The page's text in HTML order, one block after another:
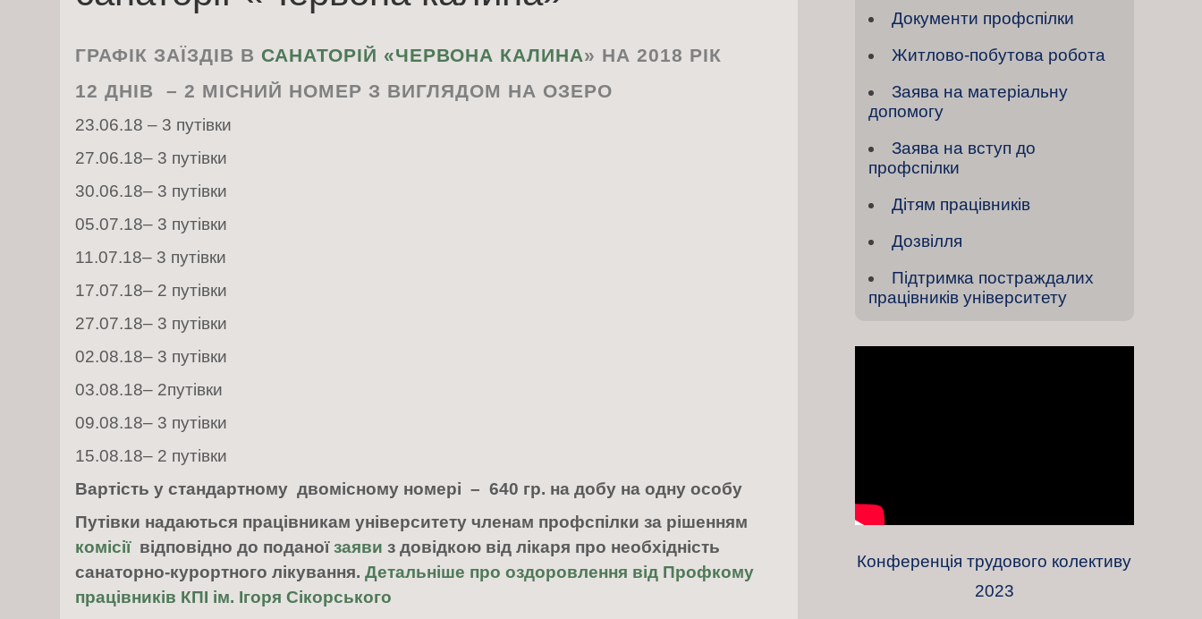
ГРАФІК ЗАЇЗДІВ В САНАТОРІЙ «ЧЕРВОНА КАЛИНА» НА 2018 РІК
12 ДНІВ – 2 МІСНИЙ НОМЕР З ВИГЛЯДОМ НА ОЗЕРО
23.06.18 – 3 путівки
27.06.18– 3 путівки
30.06.18– 3 путівки
05.07.18– 3 путівки
11.07.18– 3 путівки
17.07.18– 2 путівки
27.07.18– 3 путівки
02.08.18– 3 путівки
03.08.18– 2путівки
09.08.18– 3 путівки
15.08.18– 2 путівки
Вартість у стандартному двомісному номері – 640 гр. на добу на одну особу
Путівки надаються працівникам університету членам профспілки за рішенням
комісії відповідно до поданоїзаяви з довідкою від лікаря про необхідність
санаторно-курортного лікування. Детальніше про оздоровлення від Профкому
працівників КПІ ім. Ігоря Сікорського
Документи профспілки
Житлово-побутова робота
Заява на матеріальну
допомогу
Заява на вступ до
профспілки
Дітям працівників
Дозвілля
Підтримка постраждалих
працівників університету
Конференція трудового колективу
2023